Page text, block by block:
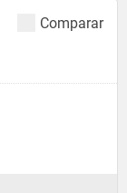
Comparar